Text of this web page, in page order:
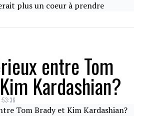
entre Tom
Kardashian?